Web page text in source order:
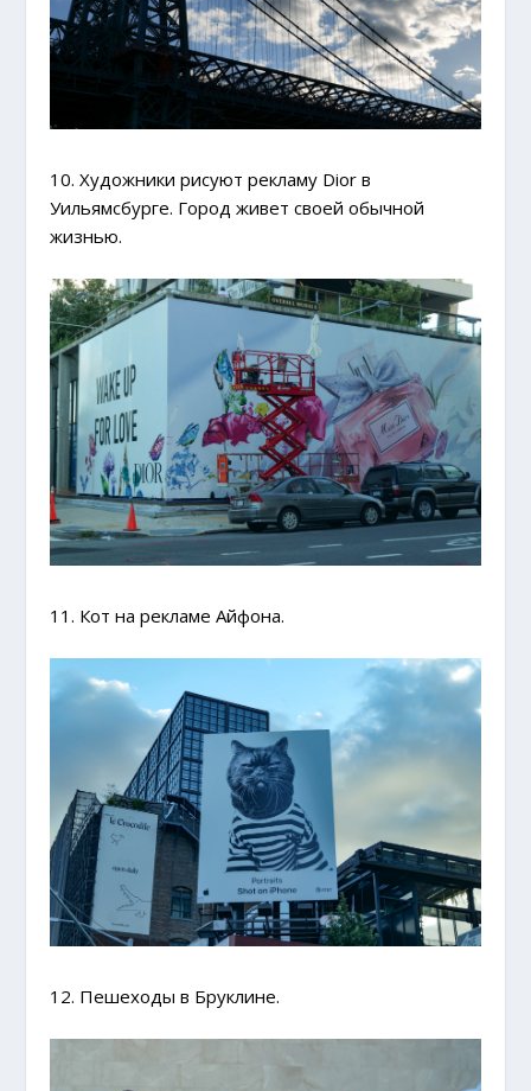
10. Художники рисуют рекламу Dior в
Уильямсбурге. Город живет своей обычной
жизнью.
11. Кот на рекламе Айфона.
12. Пешеходы в Бруклине.